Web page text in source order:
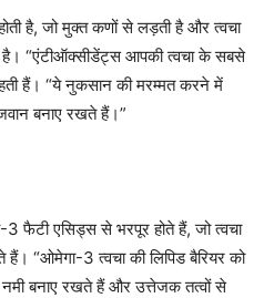
है, जो मुक्त कणों से लड़ती है और त्वचा
है। “एंटीऑक्सीडेंट्स आपकी त्वचा के सबसे
हैं। “ये नुकसान की मरम्मत करने में
बनाए रखते हैं।”
फैटी एसिड्स से भरपूर होते हैं, जो त्वचा
“ओमेगा-3 त्वचा की लिपिड बैरियर को
बनाए रखते हैं और उत्तेजक तत्वों से